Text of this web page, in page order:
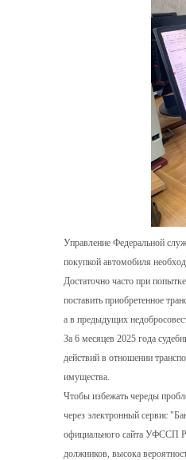
Управление Федеральной
покупкой автомобиля
Достаточно часто при
поставить приобретенное
а в предыдущих
За 6 месяцев 2025 года
действий в отношении
имущества.
Чтобы избежать череды
через электронный сервис
официального сайта УФССП
должников, высока